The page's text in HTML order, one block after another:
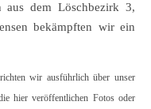
aus dem Löschbezirk 3,
bekämpften wir ein
wir ausführlich über unser
hier veröffentlichen Fotos oder